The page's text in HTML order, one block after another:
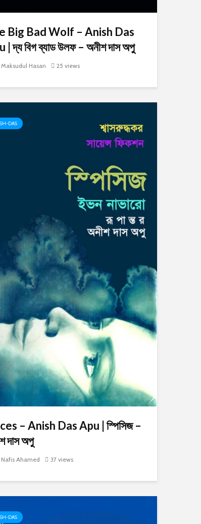
Big Bad Wolf – Anish Das
| দ্য বিগ ব্যাড উলফ – অনীশ দাস অপু
Maksudul Hasan 25 views
DAS
– Anish Das Apu | স্পিসিজ –
দাস অপু
Nafis Ahamed 37 views
DAS